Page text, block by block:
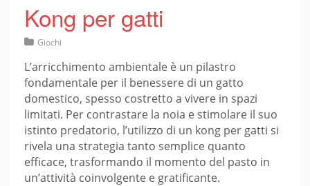
Kong per gatti
Giochi
L’arricchimento ambientale è un pilastro
fondamentale per il benessere di un gatto
domestico, spesso costretto a vivere in spazi
limitati. Per contrastare la noia e stimolare il suo
istinto predatorio, l’utilizzo di un kong per gatti si
rivela una strategia tanto semplice quanto
efficace, trasformando il momento del pasto in
un’attività coinvolgente e gratificante.